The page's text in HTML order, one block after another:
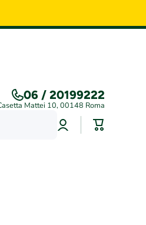
06 / 20199222
Mattei 10, 00148 Roma
Accedi Carrello